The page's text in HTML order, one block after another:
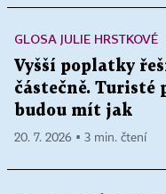
GLOSA JULIE HRSTKOVÉ
Vyšší poplatky
částečně. Turisté
budou mít jak
20. 7. 2026 ▪ 3 min. čtení